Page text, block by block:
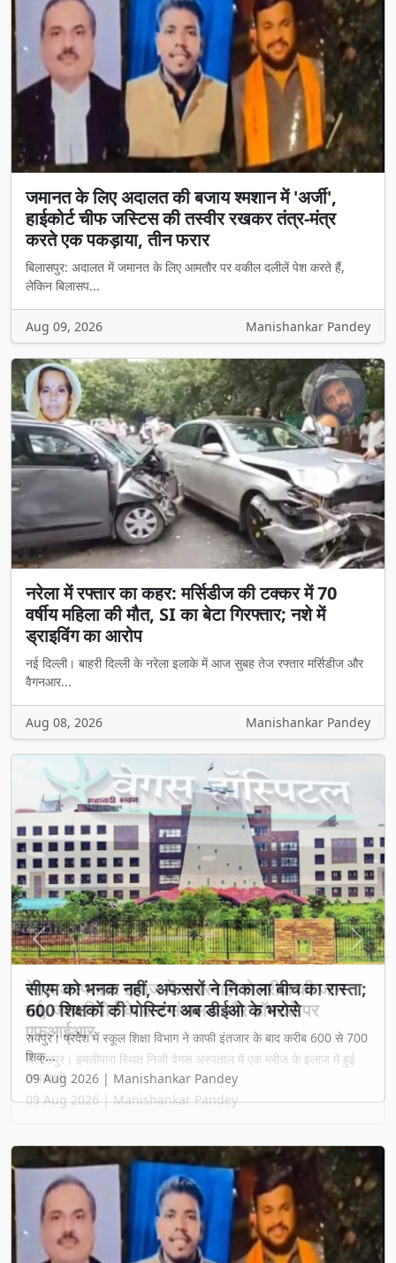
जमानत के लिए अदालत की बजाय श्मशान में 'अर्जी',
हाईकोर्ट चीफ जस्टिस की तस्वीर रखकर तंत्र-मंत्र
करते एक पकड़ाया, तीन फरार
बिलासपुर: अदालत में जमानत के लिए आमतौर पर वकील दलीलें पेश करते हैं,
लेकिन बिलासप...
Aug 09, 2026 Manishankar Pandey
नरेला में रफ्तार का कहर: मर्सिडीज की टक्कर में 70
वर्षीय महिला की मौत, SI का बेटा गिरफ्तार; नशे में
ड्राइविंग का आरोप
नई दिल्ली। बाहरी दिल्ली के नरेला इलाके में आज सुबह तेज रफ्तार मर्सिडीज और
वैगनआर...
Aug 08, 2026 Manishankar Pandey
वेगस अस्पताल: इलाज में लापरवाही से मरीज की जान
गई, जांच रिपोर्ट के बाद संचालक और डॉक्टरों पर
एफआईआर
बिलासपुर। इमलीपारा स्थित निजी वेगस अस्पताल में एक मरीज के इलाज में हुई
लापरवाही ...
09 Aug 2026 | Manishankar Pandey
Previous Next